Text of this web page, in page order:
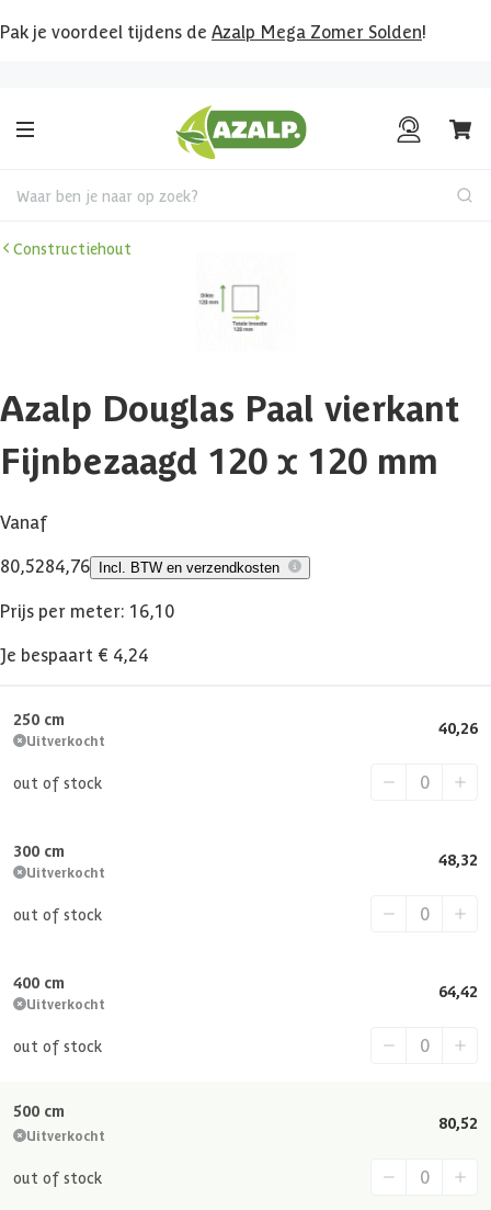
Pak je voordeel tijdens de Azalp Mega Zomer Solden!
Waar ben je naar op zoek?
Constructiehout
Azalp Douglas Paal vierkant
Fijnbezaagd 120 x 120 mm
Vanaf
80,5284,76 Incl. BTW en verzendkosten
Prijs per meter: 16,10
Je bespaart € 4,24
250 cm
Uitverkocht
out of stock
40,26
300 cm
Uitverkocht
out of stock
48,32
400 cm
Uitverkocht
out of stock
64,42
500 cm
Uitverkocht
out of stock
80,52